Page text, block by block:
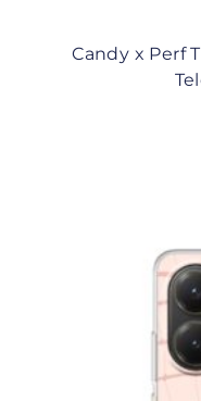
Candy x Perf